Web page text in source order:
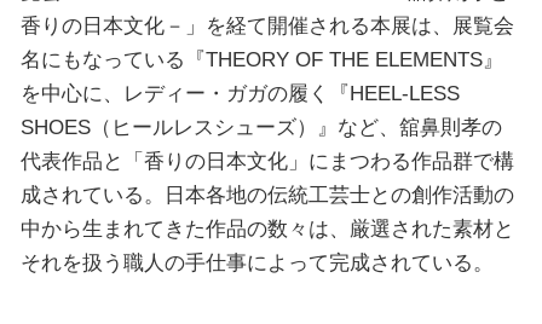
香りの日本文化－」を経て開催される本展は、展覧会
名にもなっている『THEORY OF THE ELEMENTS』
を中心に、レディー・ガガの履く『HEEL-LESS
SHOES（ヒールレスシューズ）』など、舘鼻則孝の
代表作品と「香りの日本文化」にまつわる作品群で構
成されている。日本各地の伝統工芸士との創作活動の
中から生まれてきた作品の数々は、厳選された素材と
それを扱う職人の手仕事によって完成されている。